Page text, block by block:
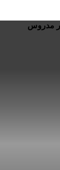
مدروس